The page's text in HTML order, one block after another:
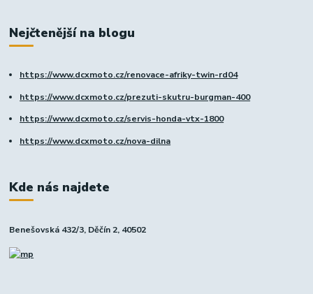
Nejčtenější na blogu
https://www.dcxmoto.cz/renovace-afriky-twin-rd04
https://www.dcxmoto.cz/prezuti-skutru-burgman-400
https://www.dcxmoto.cz/servis-honda-vtx-1800
https://www.dcxmoto.cz/nova-dilna
Kde nás najdete
Benešovská 432/3, Děčín 2, 40502